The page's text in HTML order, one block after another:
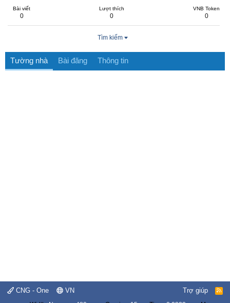
Bài viết
0
Lượt thích
0
VNB Token
0
Tìm kiếm
Tường nhà Bài đăng Thông tin
CNG - One VN Trợ giúp
R